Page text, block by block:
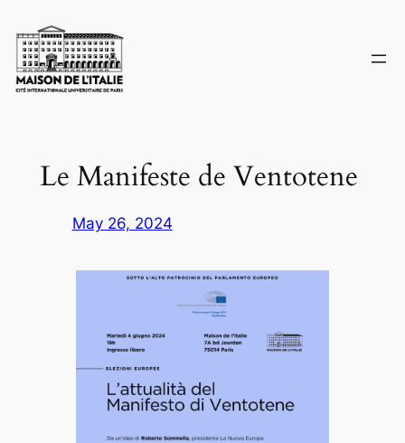
to
content
Le Manifeste de Ventotene
May 26, 2024